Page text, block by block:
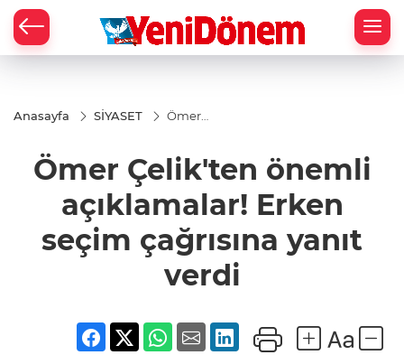
Anasayfa SİYASET
Ömer
açıklamalar!
Erken seçim
yanıt verdi
Ömer Çelik'ten önemli
açıklamalar! Erken
seçim çağrısına yanıt
verdi